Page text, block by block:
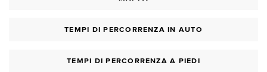
TEMPI DI PERCORRENZA IN AUTO
TEMPI DI PERCORRENZA A PIEDI